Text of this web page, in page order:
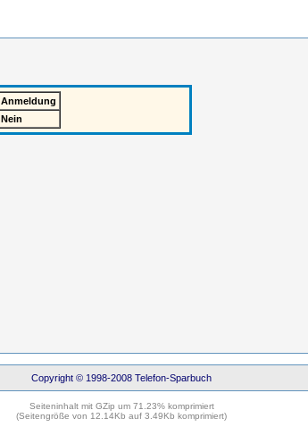
Anmeldung
Nein
Copyright © 1998-2008 Telefon-Sparbuch
Seiteninhalt mit GZip um 71.23% komprimiert
(Seitengröße von 12.14Kb auf 3.49Kb komprimiert)